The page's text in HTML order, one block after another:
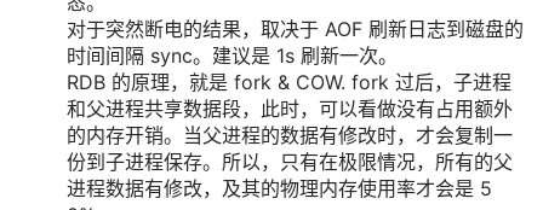
对于突然断电的结果，取决于 AOF 刷新日志到磁盘的
时间间隔 sync。建议是 1s 刷新一次。
RDB 的原理，就是 fork & COW. fork 过后，子进程
和父进程共享数据段，此时，可以看做没有占用额外
的内存开销。当父进程的数据有修改时，才会复制一
份到子进程保存。所以，只有在极限情况，所有的父
进程数据有修改，及其的物理内存使用率才会是 5